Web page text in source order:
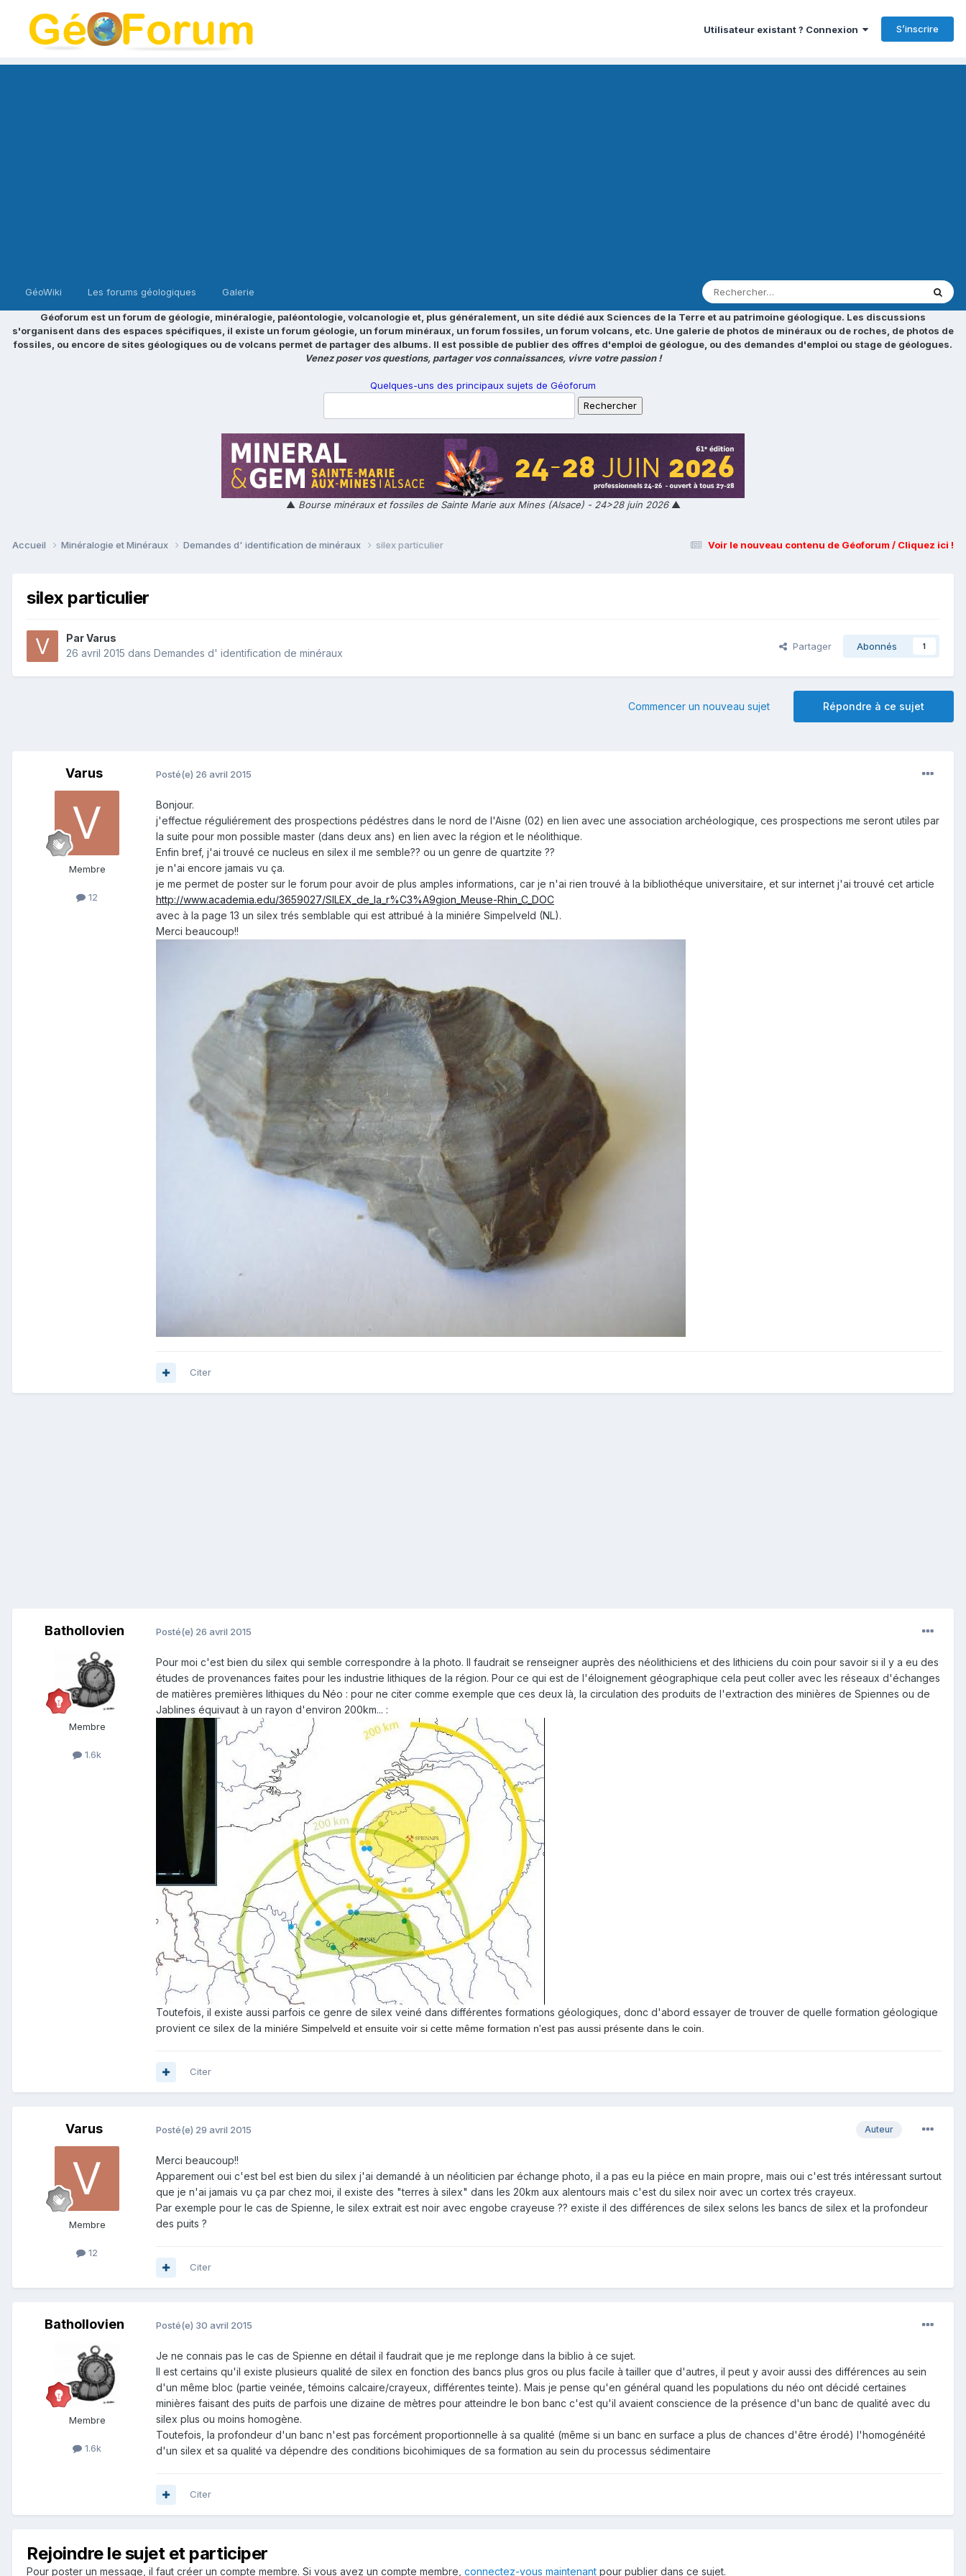
Utilisateur existant ? Connexion S’inscrire
GéoWiki Les forums géologiques Galerie
Géoforum est un forum de géologie, minéralogie, paléontologie, volcanologie et, plus généralement, un site dédié aux Sciences de la Terre et au patrimoine géologique. Les discussions
s'organisent dans des espaces spécifiques, il existe un forum géologie, un forum minéraux, un forum fossiles, un forum volcans, etc. Une galerie de photos de minéraux ou de roches, de photos de
fossiles, ou encore de sites géologiques ou de volcans permet de partager des albums. Il est possible de publier des offres d'emploi de géologue, ou des demandes d'emploi ou stage de géologues.
Venez poser vos questions, partager vos connaissances, vivre votre passion !
Quelques-uns des principaux sujets de Géoforum
▲ Bourse minéraux et fossiles de Sainte Marie aux Mines (Alsace) - 24>28 juin 2026▲
Voir le nouveau contenu de Géoforum / Cliquez ici !
Accueil Minéralogie et Minéraux Demandes d' identification de minéraux silex particulier
silex particulier
ParVarus
26 avril 2015 dans Demandes d' identification de minéraux
Partager Abonnés 1
Répondre à ce sujet
Commencer un nouveau sujet
Varus
Membre
12
Posté(e) 26 avril 2015
Bonjour.
j'effectue réguliérement des prospections pédéstres dans le nord de l'Aisne (02) en lien avec une association archéologique, ces prospections me seront utiles par
la suite pour mon possible master (dans deux ans) en lien avec la région et le néolithique.
Enfin bref, j'ai trouvé ce nucleus en silex il me semble?? ou un genre de quartzite ??
je n'ai encore jamais vu ça.
je me permet de poster sur le forum pour avoir de plus amples informations, car je n'ai rien trouvé à la bibliothéque universitaire, et sur internet j'ai trouvé cet article
http://www.academia.edu/3659027/SILEX_de_la_r%C3%A9gion_Meuse-Rhin_C_DOC
avec à la page 13 un silex trés semblable qui est attribué à la miniére Simpelveld (NL).
Merci beaucoup!!
Citer
Bathollovien
Membre
1.6k
Posté(e) 26 avril 2015
Pour moi c'est bien du silex qui semble correspondre à la photo. Il faudrait se renseigner auprès des néolithiciens et des lithiciens du coin pour savoir si il y a eu des
études de provenances faites pour les industrie lithiques de la région. Pour ce qui est de l'éloignement géographique cela peut coller avec les réseaux d'échanges
de matières premières lithiques du Néo : pour ne citer comme exemple que ces deux là, la circulation des produits de l'extraction des minières de Spiennes ou de
Jablines équivaut à un rayon d'environ 200km... :
Toutefois, il existe aussi parfois ce genre de silex veiné dans différentes formations géologiques, donc d'abord essayer de trouver de quelle formation géologique
provient ce silex de la miniére Simpelveld et ensuite voir si cette même formation n'est pas aussi présente dans le coin.
Citer
Varus
Membre
12
Auteur
Posté(e) 29 avril 2015
Merci beaucoup!!
Apparement oui c'est bel est bien du silex j'ai demandé à un néoliticien par échange photo, il a pas eu la piéce en main propre, mais oui c'est trés intéressant surtout
que je n'ai jamais vu ça par chez moi, il existe des "terres à silex" dans les 20km aux alentours mais c'est du silex noir avec un cortex trés crayeux.
Par exemple pour le cas de Spienne, le silex extrait est noir avec engobe crayeuse ?? existe il des différences de silex selons les bancs de silex et la profondeur
des puits ?
Citer
Bathollovien
Membre
1.6k
Posté(e) 30 avril 2015
Je ne connais pas le cas de Spienne en détail il faudrait que je me replonge dans la biblio à ce sujet.
Il est certains qu'il existe plusieurs qualité de silex en fonction des bancs plus gros ou plus facile à tailler que d'autres, il peut y avoir aussi des différences au sein
d'un même bloc (partie veinée, témoins calcaire/crayeux, différentes teinte). Mais je pense qu'en général quand les populations du néo ont décidé certaines
minières faisant des puits de parfois une dizaine de mètres pour atteindre le bon banc c'est qu'il avaient conscience de la présence d'un banc de qualité avec du
silex plus ou moins homogène.
Toutefois, la profondeur d'un banc n'est pas forcément proportionnelle à sa qualité (même si un banc en surface a plus de chances d'être érodé) l'homogénéité
d'un silex et sa qualité va dépendre des conditions bicohimiques de sa formation au sein du processus sédimentaire
Citer
Rejoindre le sujet et participer
Pour poster un message, il faut créer un compte membre. Si vous avez un compte membre, connectez-vous maintenant pour publier dans ce sujet.